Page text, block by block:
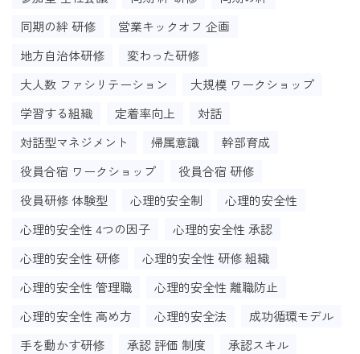
同期の絆 研修
営業キックオフ 企画
地方自治体研修
変わった研修
大人数 ファシリテーション
大規模 ワークショップ
学習する組織
定着率向上
対話
対話型マネジメント
帰属意識
幹部育成
役員合宿 ワークショップ
役員合宿 研修
役員研修 体験型
心理的安全制
心理的安全性
心理的安全性 4つの因子
心理的安全性 承認
心理的安全性 研修
心理的安全性 研修 組織
心理的安全性 管理職
心理的安全性 離職防止
心理的安全性 高め方
心理的安全法
成功循環モデル
手を動かす研修
承認 評価 制度
承認スキル